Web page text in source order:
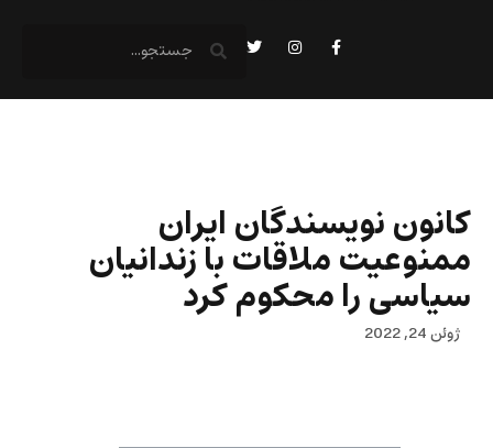
کانون نویسندگان ایران
ممنوعیت ملاقات با زندانیان
سیاسی را محکوم کرد
ژوئن 24, 2022